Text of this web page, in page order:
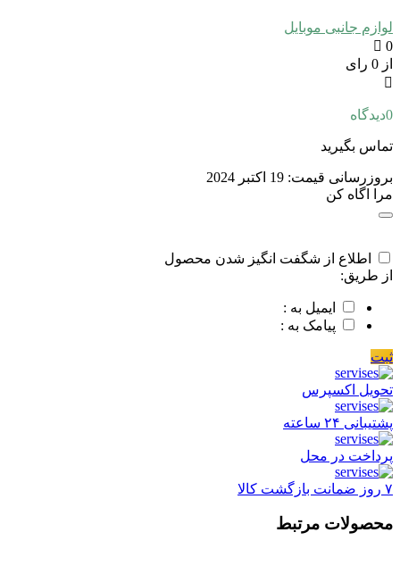
لوازم جانبی موبایل
0
از 0 رای
0دیدگاه
تماس بگیرید
بروزرسانی قیمت: 19 اکتبر 2024
مرا اگاه کن
اطلاع از شگفت انگیز شدن محصول
از طریق:
ایمیل به :
پیامک به :
ثبت
تحویل اکسپرس
پشتیبانی ۲۴ ساعته
پرداخت در محل
۷ روز ضمانت بازگشت کالا
محصولات مرتبط